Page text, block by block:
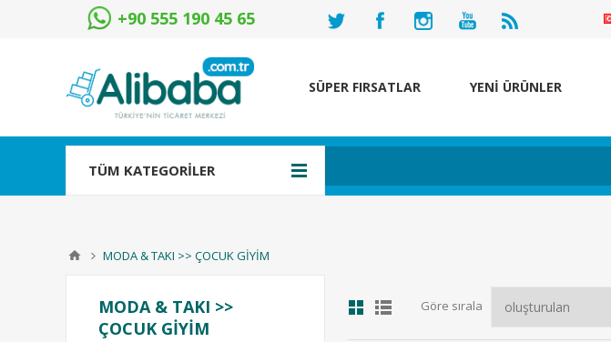
+90 555 190 45 65
SÜPER FIRSATLAR YENİ ÜRÜNLER
TÜM KATEGORİLER
MODA & TAKI >> ÇOCUK GİYİM
Göre sırala
MODA & TAKI >>
ÇOCUK GİYİM